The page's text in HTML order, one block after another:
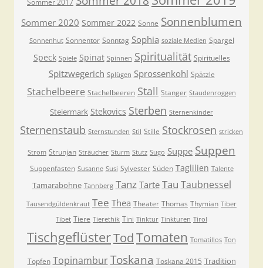
Sommer 2020 Sommer 2022 Sonne Sonnenblumen
Sonnenhut Sonnentor Sonntag Sophia soziale Medien Spargel
Speck Spiele Spinat Spinnen Spiritualität Spirituelles
Spitzwegerich Splügen Sprossenkohl Spätzle
Stachelbeere Stachelbeeren Stall Stanger Staudenroggen
Steiermark Stekovics Sterben Sternenkinder
Sternenstaub Sternstunden Stil Stille Stockrosen stricken
Strom Strunjan Sträucher Sturm Stutz Sugo Suppe Suppen
Suppenfasten Susanne Susi Sylvester Süden Taglilien Talente
Tamarabohne Tannberg Tanz Tarte Tau Taubnessel
Tausendgüldenkraut Tee Thea Theater Thomas Thymian Tiber
Tibet Tiere Tierethik Tini Tinktur Tinkturen Tirol
TischgeflüsterTodTomaten Tomatillos Ton
Topfen Topinambur Toskana Toskana 2015 Tradition